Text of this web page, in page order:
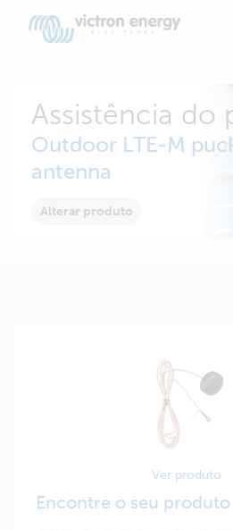
Assistência do
Outdoor LTE-M
antenna
Alterar produto
Ver produto
Encontre o seu produto